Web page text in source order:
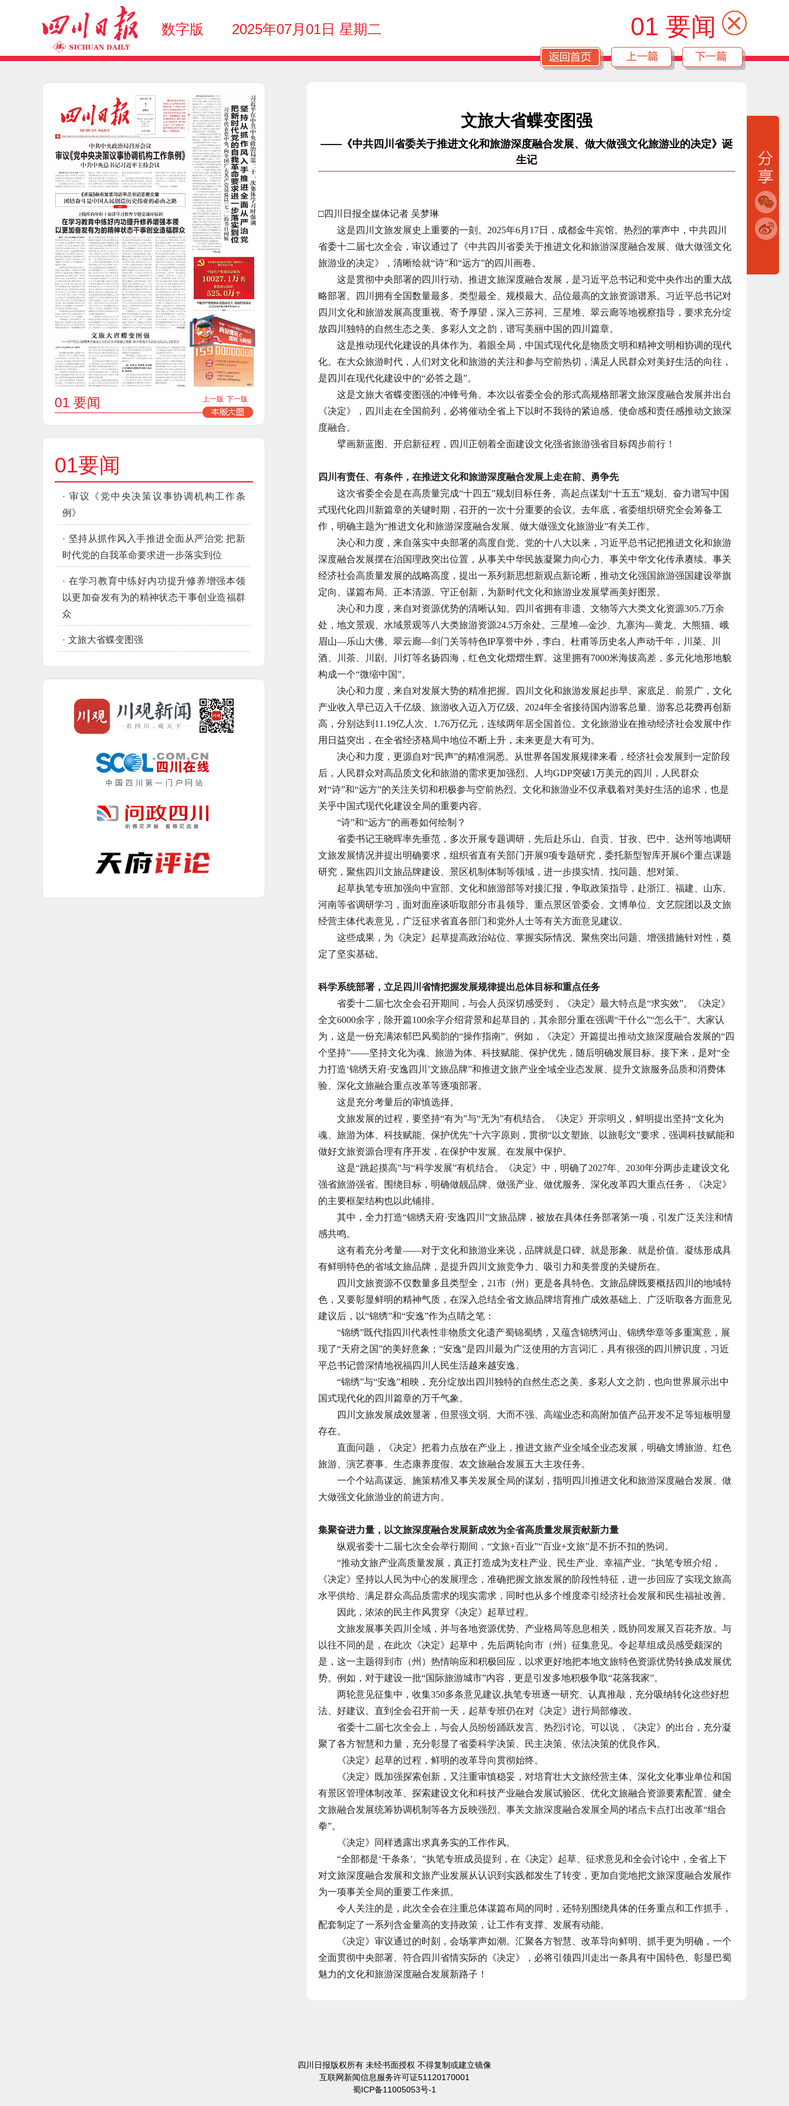
数字版 2025年07月01日 星期二 01 要闻
01 要闻 上一版 下一版
01要闻
· 审议《党中央决策议事协调机构工作条
例》
· 坚持从抓作风入手推进全面从严治党 把新
时代党的自我革命要求进一步落实到位
· 在学习教育中练好内功提升修养增强本领
以更加奋发有为的精神状态干事创业造福群
众
· 文旅大省蝶变图强
文旅大省蝶变图强
——《中共四川省委关于推进文化和旅游深度融合发展、做大做强文化旅游业的决定》诞
生记
□四川日报全媒体记者 吴梦琳
这是四川文旅发展史上重要的一刻。2025年6月17日，成都金牛宾馆。热烈的掌声中，中共四川
省委十二届七次全会，审议通过了《中共四川省委关于推进文化和旅游深度融合发展、做大做强文化
旅游业的决定》，清晰绘就“诗”和“远方”的四川画卷。
这是贯彻中央部署的四川行动。推进文旅深度融合发展，是习近平总书记和党中央作出的重大战
略部署。四川拥有全国数量最多、类型最全、规模最大、品位最高的文旅资源谱系。习近平总书记对
四川文化和旅游发展高度重视、寄予厚望，深入三苏祠、三星堆、翠云廊等地视察指导，要求充分绽
放四川独特的自然生态之美、多彩人文之韵，谱写美丽中国的四川篇章。
这是推动现代化建设的具体作为。着眼全局，中国式现代化是物质文明和精神文明相协调的现代
化。在大众旅游时代，人们对文化和旅游的关注和参与空前热切，满足人民群众对美好生活的向往，
是四川在现代化建设中的“必答之题”。
这是文旅大省蝶变图强的冲锋号角。本次以省委全会的形式高规格部署文旅深度融合发展并出台
《决定》，四川走在全国前列，必将催动全省上下以时不我待的紧迫感、使命感和责任感推动文旅深
度融合。
擘画新蓝图、开启新征程，四川正朝着全面建设文化强省旅游强省目标阔步前行！
四川有责任、有条件，在推进文化和旅游深度融合发展上走在前、勇争先
这次省委全会是在高质量完成“十四五”规划目标任务、高起点谋划“十五五”规划、奋力谱写中国
式现代化四川新篇章的关键时期，召开的一次十分重要的会议。去年底，省委组织研究全会筹备工
作，明确主题为“推进文化和旅游深度融合发展、做大做强文化旅游业”有关工作。
决心和力度，来自落实中央部署的高度自觉。党的十八大以来，习近平总书记把推进文化和旅游
深度融合发展摆在治国理政突出位置，从事关中华民族凝聚力向心力、事关中华文化传承赓续、事关
经济社会高质量发展的战略高度，提出一系列新思想新观点新论断，推动文化强国旅游强国建设举旗
定向、谋篇布局、正本清源、守正创新，为新时代文化和旅游业发展擘画美好图景。
决心和力度，来自对资源优势的清晰认知。四川省拥有非遗、文物等六大类文化资源305.7万余
处，地文景观、水域景观等八大类旅游资源24.5万余处。三星堆—金沙、九寨沟—黄龙、大熊猫、峨
眉山—乐山大佛、翠云廊—剑门关等特色IP享誉中外，李白、杜甫等历史名人声动千年，川菜、川
酒、川茶、川剧、川灯等名扬四海，红色文化熠熠生辉。这里拥有7000米海拔高差，多元化地形地貌
构成一个“微缩中国”。
决心和力度，来自对发展大势的精准把握。四川文化和旅游发展起步早、家底足、前景广，文化
产业收入早已迈入千亿级、旅游收入迈入万亿级。2024年全省接待国内游客总量、游客总花费再创新
高，分别达到11.19亿人次、1.76万亿元，连续两年居全国首位。文化旅游业在推动经济社会发展中作
用日益突出，在全省经济格局中地位不断上升，未来更是大有可为。
决心和力度，更源自对“民声”的精准洞悉。从世界各国发展规律来看，经济社会发展到一定阶段
后，人民群众对高品质文化和旅游的需求更加强烈。人均GDP突破1万美元的四川，人民群众
对“诗”和“远方”的关注关切和积极参与空前热烈。文化和旅游业不仅承载着对美好生活的追求，也是
关乎中国式现代化建设全局的重要内容。
“诗”和“远方”的画卷如何绘制？
省委书记王晓晖率先垂范，多次开展专题调研，先后赴乐山、自贡、甘孜、巴中、达州等地调研
文旅发展情况并提出明确要求，组织省直有关部门开展9项专题研究，委托新型智库开展6个重点课题
研究，聚焦四川文旅品牌建设、景区机制体制等领域，进一步摸实情、找问题、想对策。
起草执笔专班加强向中宣部、文化和旅游部等对接汇报，争取政策指导，赴浙江、福建、山东、
河南等省调研学习，面对面座谈听取部分市县领导、重点景区管委会、文博单位、文艺院团以及文旅
经营主体代表意见，广泛征求省直各部门和党外人士等有关方面意见建议。
这些成果，为《决定》起草提高政治站位、掌握实际情况、聚焦突出问题、增强措施针对性，奠
定了坚实基础。
科学系统部署，立足四川省情把握发展规律提出总体目标和重点任务
省委十二届七次全会召开期间，与会人员深切感受到，《决定》最大特点是“求实效”。《决定》
全文6000余字，除开篇100余字介绍背景和起草目的，其余部分重在强调“干什么”“怎么干”。大家认
为，这是一份充满浓郁巴风蜀韵的“操作指南”。例如，《决定》开篇提出推动文旅深度融合发展的“四
个坚持”——坚持文化为魂、旅游为体、科技赋能、保护优先，随后明确发展目标。接下来，是对“全
力打造‘锦绣天府·安逸四川’文旅品牌”和推进文旅产业全域全业态发展、提升文旅服务品质和消费体
验、深化文旅融合重点改革等逐项部署。
这是充分考量后的审慎选择。
文旅发展的过程，要坚持“有为”与“无为”有机结合。《决定》开宗明义，鲜明提出坚持“文化为
魂、旅游为体、科技赋能、保护优先”十六字原则，贯彻“以文塑旅、以旅彰文”要求，强调科技赋能和
做好文旅资源合理有序开发，在保护中发展、在发展中保护。
这是“跳起摸高”与“科学发展”有机结合。《决定》中，明确了2027年、2030年分两步走建设文化
强省旅游强省。围绕目标，明确做靓品牌、做强产业、做优服务、深化改革四大重点任务，《决定》
的主要框架结构也以此铺排。
其中，全力打造“锦绣天府·安逸四川”文旅品牌，被放在具体任务部署第一项，引发广泛关注和情
感共鸣。
这有着充分考量——对于文化和旅游业来说，品牌就是口碑、就是形象、就是价值。凝练形成具
有鲜明特色的省域文旅品牌，是提升四川文旅竞争力、吸引力和美誉度的关键所在。
四川文旅资源不仅数量多且类型全，21市（州）更是各具特色。文旅品牌既要概括四川的地域特
色，又要彰显鲜明的精神气质，在深入总结全省文旅品牌培育推广成效基础上、广泛听取各方面意见
建议后，以“锦绣”和“安逸”作为点睛之笔：
“锦绣”既代指四川代表性非物质文化遗产蜀锦蜀绣，又蕴含锦绣河山、锦绣华章等多重寓意，展
现了“天府之国”的美好意象；“安逸”是四川最为广泛使用的方言词汇，具有很强的四川辨识度，习近
平总书记曾深情地祝福四川人民生活越来越安逸。
“锦绣”与“安逸”相映，充分绽放出四川独特的自然生态之美、多彩人文之韵，也向世界展示出中
国式现代化的四川篇章的万千气象。
四川文旅发展成效显著，但景强文弱、大而不强、高端业态和高附加值产品开发不足等短板明显
存在。
直面问题，《决定》把着力点放在产业上，推进文旅产业全域全业态发展，明确文博旅游、红色
旅游、演艺赛事、生态康养度假、农文旅融合发展五大主攻任务。
一个个站高谋远、施策精准又事关发展全局的谋划，指明四川推进文化和旅游深度融合发展、做
大做强文化旅游业的前进方向。
集聚奋进力量，以文旅深度融合发展新成效为全省高质量发展贡献新力量
纵观省委十二届七次全会举行期间，“文旅+百业”“百业+文旅”是不折不扣的热词。
“推动文旅产业高质量发展，真正打造成为支柱产业、民生产业、幸福产业。”执笔专班介绍，
《决定》坚持以人民为中心的发展理念，准确把握文旅发展的阶段性特征，进一步回应了实现文旅高
水平供给、满足群众高品质需求的现实需求，同时也从多个维度牵引经济社会发展和民生福祉改善。
因此，浓浓的民主作风贯穿《决定》起草过程。
文旅发展事关四川全域，并与各地资源优势、产业格局等息息相关，既协同发展又百花齐放。与
以往不同的是，在此次《决定》起草中，先后两轮向市（州）征集意见。令起草组成员感受颇深的
是，这一主题得到市（州）热情响应和积极回应，以求更好地把本地文旅特色资源优势转换成发展优
势。例如，对于建设一批“国际旅游城市”内容，更是引发多地积极争取“花落我家”。
两轮意见征集中，收集350多条意见建议,执笔专班逐一研究、认真推敲，充分吸纳转化这些好想
法、好建议。直到全会召开前一天，起草专班仍在对《决定》进行局部修改。
省委十二届七次全会上，与会人员纷纷踊跃发言、热烈讨论。可以说，《决定》的出台，充分凝
聚了各方智慧和力量，充分彰显了省委科学决策、民主决策、依法决策的优良作风。
《决定》起草的过程，鲜明的改革导向贯彻始终。
《决定》既加强探索创新，又注重审慎稳妥，对培育壮大文旅经营主体、深化文化事业单位和国
有景区管理体制改革、探索建设文化和科技产业融合发展试验区、优化文旅融合资源要素配置、健全
文旅融合发展统筹协调机制等各方反映强烈、事关文旅深度融合发展全局的堵点卡点打出改革“组合
拳”。
《决定》同样透露出求真务实的工作作风。
“全部都是‘干条条’。”执笔专班成员提到，在《决定》起草、征求意见和全会讨论中，全省上下
对文旅深度融合发展和文旅产业发展从认识到实践都发生了转变，更加自觉地把文旅深度融合发展作
为一项事关全局的重要工作来抓。
令人关注的是，此次全会在注重总体谋篇布局的同时，还特别围绕具体的任务重点和工作抓手，
配套制定了一系列含金量高的支持政策，让工作有支撑、发展有动能。
《决定》审议通过的时刻，会场掌声如潮。汇聚各方智慧、改革导向鲜明、抓手更为明确，一个
全面贯彻中央部署、符合四川省情实际的《决定》，必将引领四川走出一条具有中国特色、彰显巴蜀
魅力的文化和旅游深度融合发展新路子！
四川日报版权所有 未经书面授权 不得复制或建立镜像
互联网新闻信息服务许可证51120170001
蜀ICP备11005053号-1